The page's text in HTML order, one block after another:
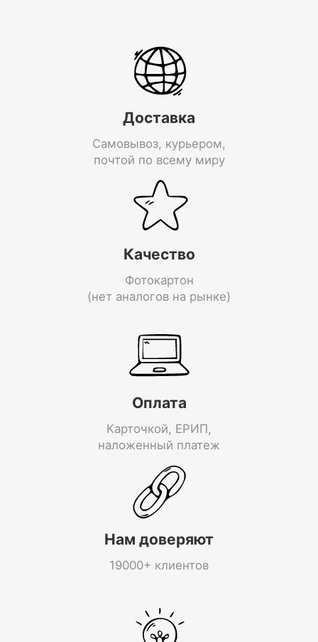
Доставка
Самовывоз, курьером,
почтой по всему миру
Качество
Фотокартон
(нет аналогов на рынке)
Оплата
Карточкой, ЕРИП,
наложенный платеж
Нам доверяют
19000+ клиентов